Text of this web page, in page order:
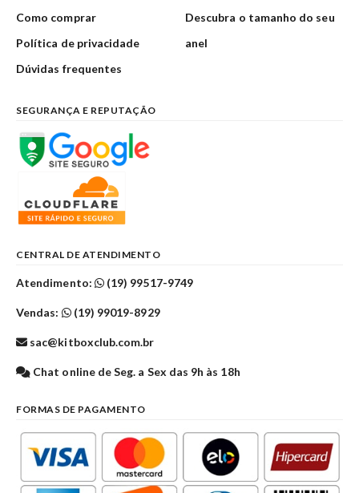
Como comprar
Política de privacidade
Dúvidas frequentes
Descubra o tamanho do seu
anel
SEGURANÇA E REPUTAÇÃO
CENTRAL DE ATENDIMENTO
Atendimento: (19) 99517-9749
Vendas: (19) 99019-8929
sac@kitboxclub.com.br
Chat online de Seg. a Sex das 9h às 18h
FORMAS DE PAGAMENTO